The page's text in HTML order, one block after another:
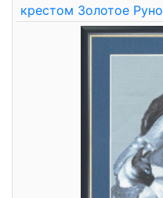
крестом Золотое Руно